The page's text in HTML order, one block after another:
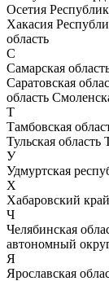
Осетия
Хакасия
область
С
Самарская
Саратовская
область
Т
Тамбовская
Тульская область
У
Удмуртская
Х
Хабаровский край
Ч
Челябинская
автономный
Я
Ярославская